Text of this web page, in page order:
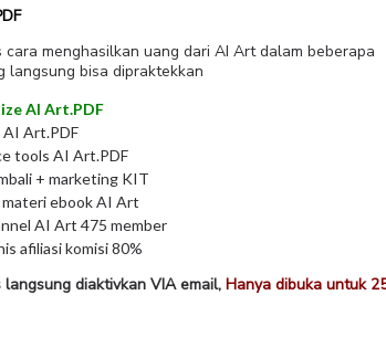
cara menghasilkan uang dari AI Art dalam beberapa
langsung bisa dipraktekkan
AI Art.PDF
Art.PDF
tools AI Art.PDF
+ marketing KIT
ebook AI Art
AI Art 475 member
afiliasi komisi 80%
diaktivkan VIA email, Hanya dibuka untuk